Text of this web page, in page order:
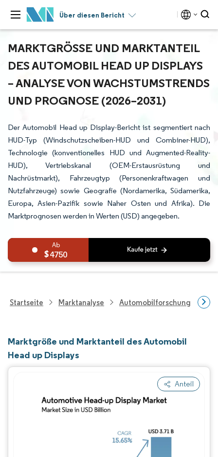
Über diesen Bericht
MARKTGRÖSSE UND MARKTANTEIL D
ES AUTOMOBIL HEAD UP DISPLAYS –
ANALYSE VON WACHSTUMSTRENDS U
ND PROGNOSE (2026–2031)
Der Automobil Head up Display-Bericht ist segmentiert nach
HUD-Typ (Windschutzscheiben-HUD und Combiner-HUD),
Technologie (konventionelles HUD und Augmented-Reality-
HUD), Vertriebskanal (OEM-Erstausrüstung und
Nachrüstmarkt), Fahrzeugtyp (Personenkraftwagen und
Nutzfahrzeuge) sowie Geografie (Nordamerika, Südamerika,
Europa, Asien-Pazifik sowie Naher Osten und Afrika). Die
Marktprognosen werden in Werten (USD) angegeben.
4750
Startseite Marktanalyse Automobilforschung
Marktgröße und Marktanteil des Automobil
Head up Displays
Anteil